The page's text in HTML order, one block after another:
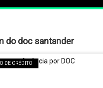
do doc santander
DE CRÉDITO